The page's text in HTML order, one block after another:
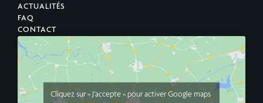
ACTUALITÉS
FAQ
CONTACT
Cliquez sur « J’accepte » pour activer Google maps